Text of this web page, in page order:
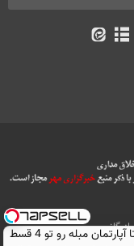
بازرگانی
اجاره‌ قسطی ویلا! از کلبه تا آپارتمان مبله رو تو 4 قسط